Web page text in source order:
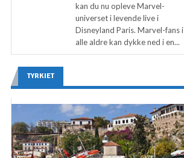
kan du nu opleve Marvel-
universet i levende live i
Disneyland Paris. Marvel-fans i
alle aldre kan dykke ned i en...
TYRKIET